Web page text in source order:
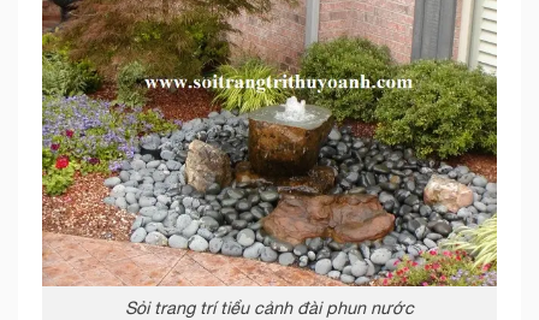
Sỏi trang trí tiểu cảnh đài phun nước